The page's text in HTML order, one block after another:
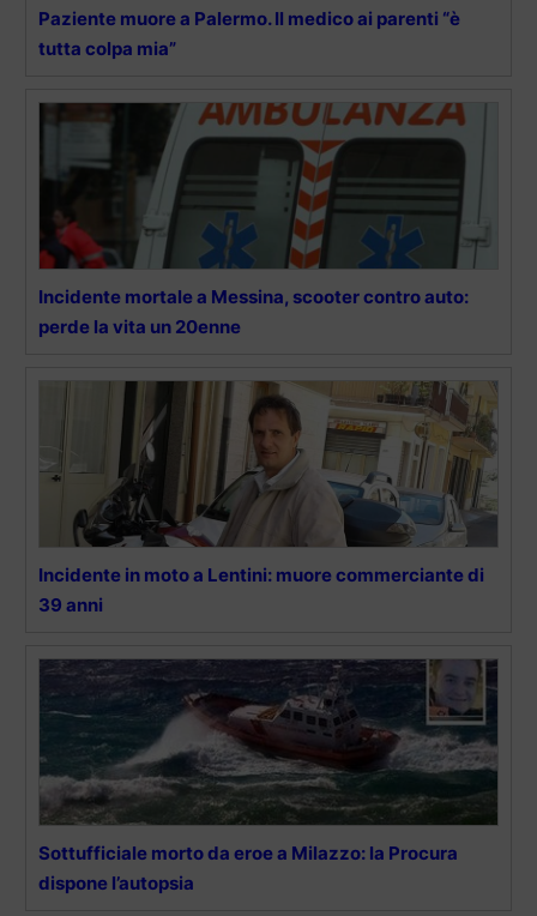
Paziente muore a Palermo. Il medico ai parenti “è
tutta colpa mia”
Incidente mortale a Messina, scooter contro auto:
perde la vita un 20enne
Incidente in moto a Lentini: muore commerciante di
39 anni
Sottufficiale morto da eroe a Milazzo: la Procura
dispone l’autopsia